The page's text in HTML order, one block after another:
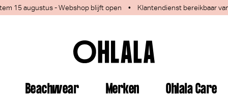
15 augustus - Webshop blijft open • Klantendienst bereikbaar
Beachwear Merken Ohlala Care